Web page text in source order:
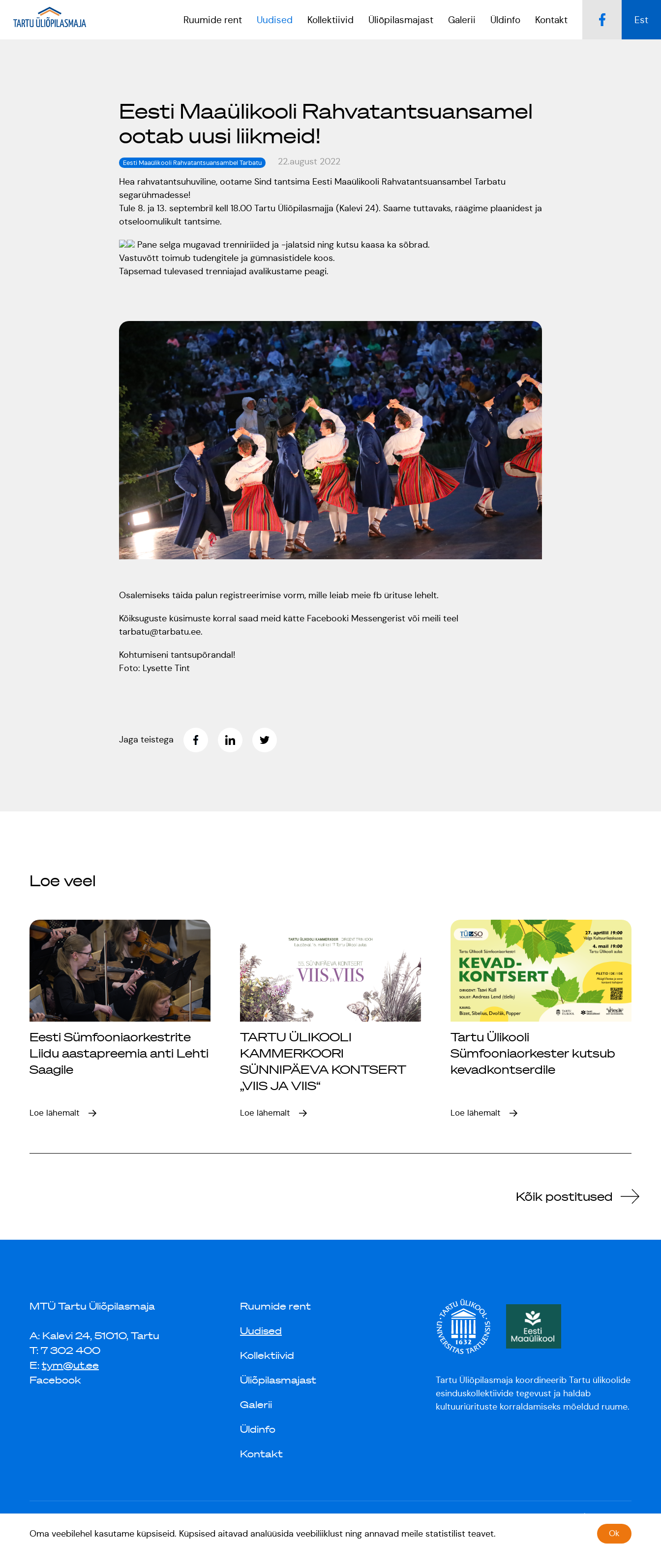
Ruumide rent
Treeningsaal
Konverentsiruum
Uudised Kollektiivid Üliõpilasmajast Galerii
Tartumaa Tantsupidu
rahvatantsuansamblite
galakontsert
4.detsembril 2023
Pauluse kirikus
XIX Gaudeamus
Vilniuses 2022
Tantsuetendus
"Loodud jääma"
Gaudeamus 65.
aastapäev
Rahvusülikool 100
Emakeelne ülikool
tähistas sünnipäeva
tantsib"
Üldinfo Kontakt Est
Eesti Maaülikooli Rahvatantsuansamel
ootab uusi liikmeid!
Eesti Maaülikooli Rahvatantsuansambel Tarbatu
22.august 2022
Hea rahvatantsuhuviline, ootame Sind tantsima Eesti Maaülikooli Rahvatantsuansambel Tarbatu
segarühmadesse!
Tule 8. ja 13. septembril kell 18.00 Tartu Üliõpilasmajja (Kalevi 24). Saame tuttavaks, räägime plaanidest ja
otseloomulikult tantsime.
Pane selga mugavad trenniriided ja -jalatsid ning kutsu kaasa ka sõbrad.
Vastuvõtt toimub tudengitele ja gümnasistidele koos.
Täpsemad tulevased trenniajad avalikustame peagi.
Osalemiseks täida palun registreerimise vorm, mille leiab meie fb ürituse lehelt.
Kõiksuguste küsimuste korral saad meid kätte Facebooki Messengerist või meili teel
tarbatu@tarbatu.ee.
Kohtumiseni tantsupõrandal!
Foto: Lysette Tint
Jaga teistega
Loe veel
Eesti Sümfooniaorkestrite
Liidu aastapreemia anti Lehti
Saagile
Loe lähemalt
TARTU ÜLIKOOLI
KAMMERKOORI
SÜNNIPÄEVA KONTSERT
„VIIS JA VIIS“
Loe lähemalt
Tartu Ülikooli
Sümfooniaorkester kutsub
kevadkontserdile
Loe lähemalt
Kõik postitused
MTÜ Tartu Üliõpilasmaja
A: Kalevi 24, 51010, Tartu
T: 7 302 400
E: tym@ut.ee
Facebook
Ruumide rent
Uudised
Kollektiivid
Üliõpilasmajast
Galerii
Üldinfo
Kontakt
Tartu Üliõpilasmaja koordineerib Tartu ülikoolide
esinduskollektiivide tegevust ja haldab
kultuuriürituste korraldamiseks mõeldud ruume.
Oma veebilehel kasutame küpsiseid. Küpsised aitavad analüüsida veebiliiklust ning annavad meile statistilist teavet. Ok